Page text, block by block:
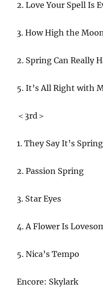
2. Love Your Spell Is
3. How High the
2. Spring Can Really
5. It’s All Right with
＜3rd＞
1. They Say It’s Spring
2. Passion Spring
3. Star Eyes
4. A Flower Is
5. Nica’s Tempo
Encore: Skylark